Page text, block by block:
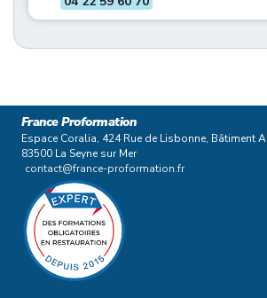
France Proformation
Espace Coralia, 424 Rue de Lisbonne, Bâtiment A
83500 La Seyne sur Mer
contact@france-proformation.fr